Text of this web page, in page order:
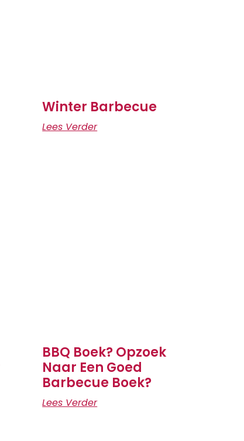
Winter Barbecue
Lees Verder
BBQ Boek? Opzoek
Naar Een Goed
Barbecue Boek?
Lees Verder